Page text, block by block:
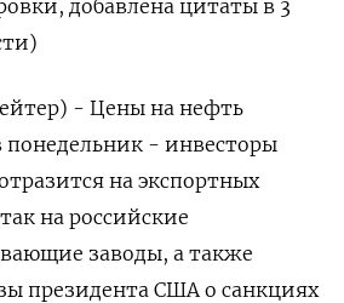
добавлена цитаты в 3
- Цены на нефть
понедельник - инвесторы
на экспортных
на российские
заводы, а также
президента США о санкциях